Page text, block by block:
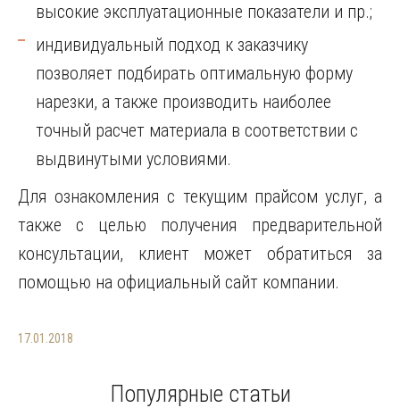
высокие эксплуатационные показатели и пр.;
индивидуальный подход к заказчику
позволяет подбирать оптимальную форму
нарезки, а также производить наиболее
точный расчет материала в соответствии с
выдвинутыми условиями.
Для ознакомления с текущим прайсом услуг, а
также с целью получения предварительной
консультации, клиент может обратиться за
помощью на официальный сайт компании.
17.01.2018
Популярные статьи